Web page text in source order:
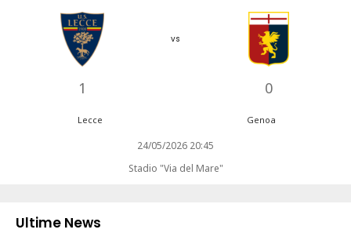
1
vs
0
Lecce Genoa
24/05/2026 20:45
Stadio "Via del Mare"
Ultime News